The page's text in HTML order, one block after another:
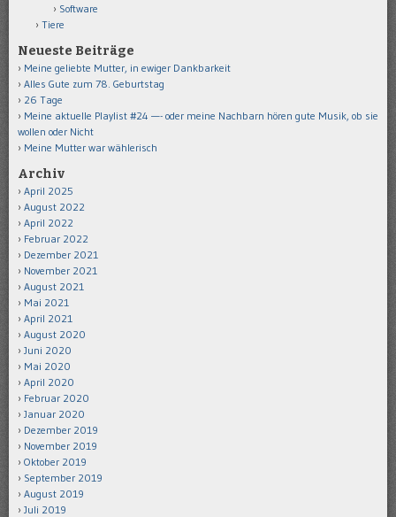
Software
Tiere
Neueste Beiträge
Meine geliebte Mutter, in ewiger Dankbarkeit
Alles Gute zum 78. Geburtstag
26 Tage
Meine aktuelle Playlist #24 —- oder meine Nachbarn hören gute Musik, ob sie
wollen oder Nicht
Meine Mutter war wählerisch
Archiv
April 2025
August 2022
April 2022
Februar 2022
Dezember 2021
November 2021
August 2021
Mai 2021
April 2021
August 2020
Juni 2020
Mai 2020
April 2020
Februar 2020
Januar 2020
Dezember 2019
November 2019
Oktober 2019
September 2019
August 2019
Juli 2019